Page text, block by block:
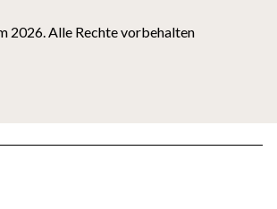
2026. Alle Rechte vorbehalten